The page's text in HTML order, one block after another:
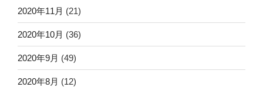
2020年11月 (21)
2020年10月 (36)
2020年9月 (49)
2020年8月 (12)